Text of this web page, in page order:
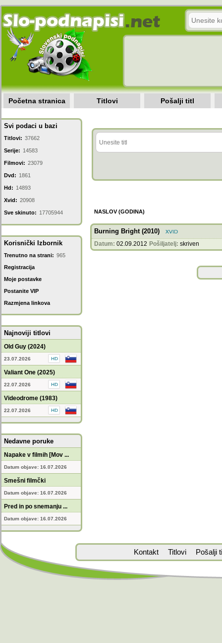
Početna stranica Titlovi Pošalji titl
Svi podaci u bazi
Titlovi: 37662
Serije: 14583
Filmovi: 23079
Dvd: 1861
Hd: 14893
Xvid: 20908
Sve skinuto: 17705944
Korisnički Izbornik
Trenutno na strani: 965
Registracija
Moje postavke
Postanite VIP
Razmjena linkova
Najnoviji titlovi
Old Guy (2024)
23.07.2026
Valiant One (2025)
22.07.2026
Videodrome (1983)
22.07.2026
Nedavne poruke
Napake v filmih [Mov ...
Datum objave: 16.07.2026
Smešni filmčki
Datum objave: 16.07.2026
Pred in po snemanju ...
Datum objave: 16.07.2026
NASLOV (GODINA)
Burning Bright (2010)
Datum: 02.09.2012 Pošiljatelj: skriven
Kontakt Titlovi Pošalji